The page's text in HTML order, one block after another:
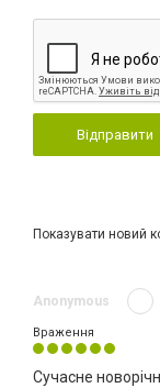
Відправити
Показувати новий
Anonymous
Враження
Сучасне